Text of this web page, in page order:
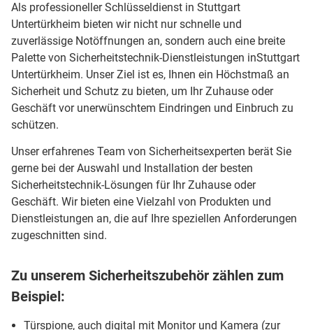
Als professioneller Schlüsseldienst in Stuttgart
Untertürkheim bieten wir nicht nur schnelle und
zuverlässige Notöffnungen an, sondern auch eine breite
Palette von Sicherheitstechnik-Dienstleistungen inStuttgart
Untertürkheim. Unser Ziel ist es, Ihnen ein Höchstmaß an
Sicherheit und Schutz zu bieten, um Ihr Zuhause oder
Geschäft vor unerwünschtem Eindringen und Einbruch zu
schützen.
Unser erfahrenes Team von Sicherheitsexperten berät Sie
gerne bei der Auswahl und Installation der besten
Sicherheitstechnik-Lösungen für Ihr Zuhause oder
Geschäft. Wir bieten eine Vielzahl von Produkten und
Dienstleistungen an, die auf Ihre speziellen Anforderungen
zugeschnitten sind.
Zu unserem Sicherheitszubehör zählen zum
Beispiel:
Türspione, auch digital mit Monitor und Kamera (zur